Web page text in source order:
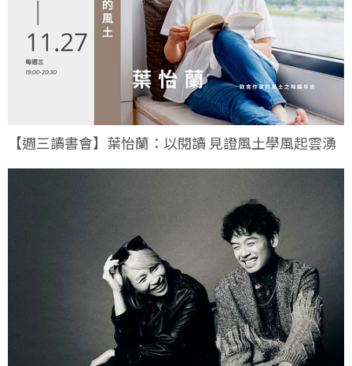
【週三讀書會】葉怡蘭：以閱讀 見證風土學風起雲湧